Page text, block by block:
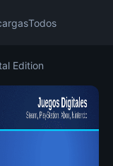
Todos
Edition